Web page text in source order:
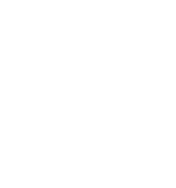
Palu Permai